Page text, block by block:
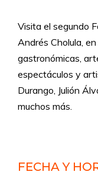
Visita el segundo
Andrés Cholula,
gastronómicas,
espectáculos y
Durango, Julión
muchos más.
FECHA Y